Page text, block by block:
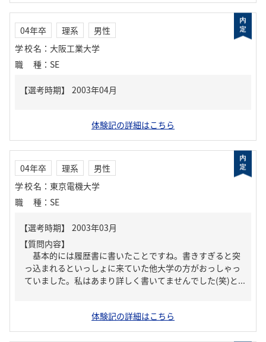
04年卒 理系
男性
学校名 ： 大阪工業大学
職種 ： SE
体験記の詳細はこちら
04年卒 理系
男性
学校名 ： 東京電機大学
職種 ： SE
【質問内容】
基本的には履歴書に書いたことですね。書きすぎると突
っ込まれるといっしょに来ていた他大学の方がおっしゃっ
ていました。私はあまり詳しく書いてませんでした(笑)と...
体験記の詳細はこちら